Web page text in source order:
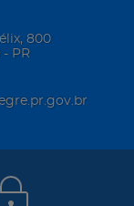
800
PR